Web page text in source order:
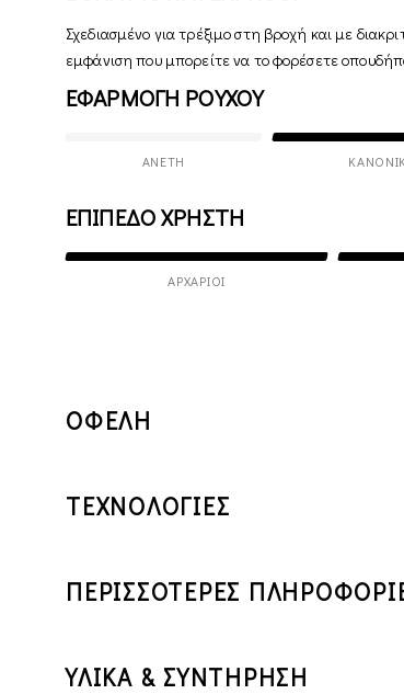
Σχεδιασμένο για τρέξιμο στη βροχή και με
εμφάνιση που μπορείτε να το φορέσετε
ΕΦΑΡΜΟΓΗ ΡΟΥΧΟΥ
ΆΝΕΤΗ
ΕΠΙΠΕΔΟ ΧΡΗΣΤΗ
ΑΡΧΆΡΙΟΙ
ΟΦΕΛΗ
ΤΕΧΝΟΛΟΓΙΕΣ
ΠΕΡΙΣΣΟΤΕΡΕΣ
ΥΛΙΚΑ & ΣΥΝΤΗΡΗΣΗ